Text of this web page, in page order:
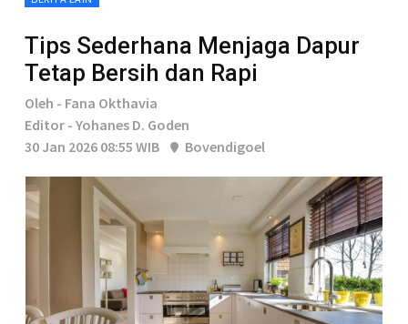
Tips Sederhana Menjaga Dapur
Tetap Bersih dan Rapi
Oleh - Fana Okthavia
Editor - Yohanes D. Goden
30 Jan 2026 08:55 WIB
Bovendigoel